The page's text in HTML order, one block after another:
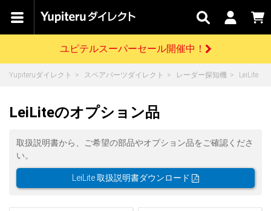
カテゴリで
キャン
ペーン
関連
サービス
お問い
合わせ
はじめての
ドライブレコーダー レーダー探知機
開催中のキャンペーン
ーセール開催
詳しくはこちら
お買い物ガイド
各種ご利用方法はこちら
よくあるご質問
お問い合わせ前のご確認はこちら
お問い合わせ
ログインする
Yupiteruダイレクトの商品を
会員価格やポイントを利用してご購入頂けます
新規会員登録をする
ユピテルスーパーセール開催中！
Yupiteruダイレクト スペアパーツダイレクト レーダー探知機 LeiLite
LeiLiteのオプション品
取扱説明書から、ご希望の部品やオプション品をご確認くださ
い。
LeiLite 取扱説明書ダウンロード